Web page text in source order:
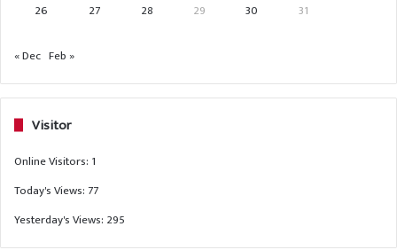
26
27 28 29 30 31
« Dec Feb »
Visitor
Online Visitors: 1
Today's Views: 77
Yesterday's Views: 295